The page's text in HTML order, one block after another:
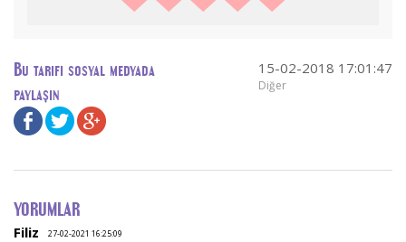
Bu tarifi sosyal medyada
paylaşın
15-02-2018 17:01:47
Diğer
YORUMLAR
Filiz 27-02-2021 16:25:09